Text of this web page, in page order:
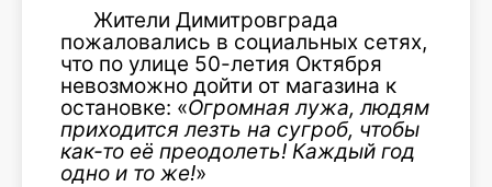
Жители Димитровграда
пожаловались в социальных сетях,
что по улице 50-летия Октября
невозможно дойти от магазина к
остановке: «Огромная лужа, людям
приходится лезть на сугроб, чтобы
как-то её преодолеть! Каждый год
одно и то же!»